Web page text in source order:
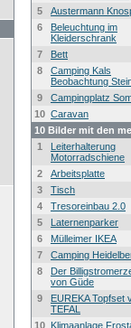
5
Austermann
6
Beleuchtung im
Kleiderschrank
7
Bett
8
Camping Kals
Beobachtung
9
Campingplatz
10 Caravan
10 Bilder mit den
1
Leiterhalterung
Motorradschiene
2
Arbeitsplatte
3
Tisch
4
Tresoreinbau 2.0
5
Laternenparker
6
Mülleimer IKEA
7
Camping
8
Der
von Güde
9
EUREKA Topfset
TEFAL
10 Klimaanlage